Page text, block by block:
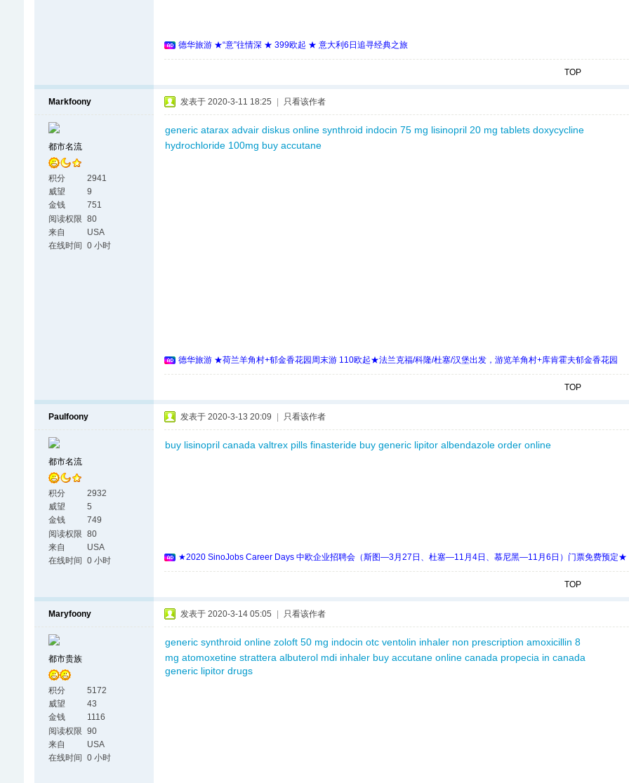
德华旅游 ★“意”往情深 ★ 399欧起 ★ 意大利6日追寻经典之旅
TOP
Markfoony
都市名流
积分
2941
威望
9
金钱
751
阅读权限 80
来自
USA
在线时间
0 小时
发表于 2020-3-11 18:25 只看该作者
generic atarax advair diskus online synthroid indocin 75 mg lisinopril 20 mg tablets doxycycline
hydrochloride 100mg buy accutane
德华旅游 ★荷兰羊角村+郁金香花园周末游 110欧起★法兰克福/科隆/杜塞/汉堡出发，游览羊角村+库肯霍夫郁金香花园
TOP
Paulfoony
都市名流
积分
2932
威望
5
金钱
749
阅读权限 80
来自
USA
在线时间
0 小时
发表于 2020-3-13 20:09 只看该作者
buy lisinopril canada valtrex pills finasteride buy generic lipitor albendazole order online
★2020 SinoJobs Career Days 中欧企业招聘会（斯图—3月27日、杜塞—11月4日、慕尼黑—11月6日）门票免费预定★
TOP
Maryfoony
都市贵族
积分
5172
威望
43
金钱
1116
阅读权限 90
来自
USA
在线时间
0 小时
发表于 2020-3-14 05:05 只看该作者
generic synthroid online zoloft 50 mg indocin otc ventolin inhaler non prescription amoxicillin 8
mg atomoxetine strattera albuterol mdi inhaler buy accutane online canada propecia in canada
generic lipitor drugs